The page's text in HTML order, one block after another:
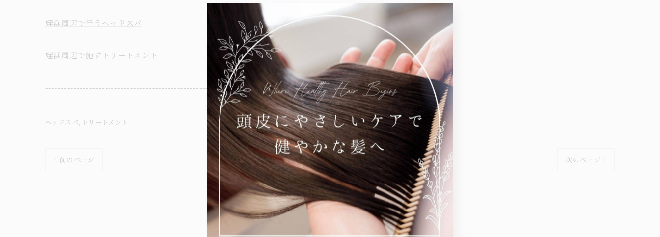
姪浜周辺で行うヘッドスパ
姪浜周辺で施すトリートメント
----------------------------------------------------------------------
ヘッドスパ トリートメント
< 前のページ 一覧に戻る 次のページ >
関連タグ